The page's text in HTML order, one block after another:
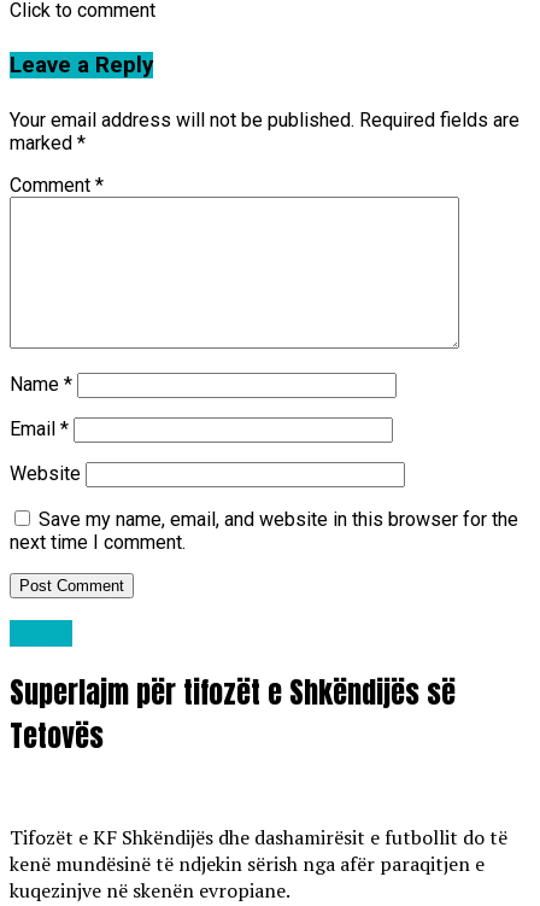
Click to comment
Leave a Reply
Your email address will not be published. Required fields are
marked *
Comment *
Name *
Email *
Website
Save my name, email, and website in this browser for the
next time I comment.
Superlajm për tifozët e Shkëndijës së
Tetovës
Tifozët e KF Shkëndijës dhe dashamirësit e futbollit do të
kenë mundësinë të ndjekin sërish nga afër paraqitjen e
kuqezinjve në skenën evropiane.